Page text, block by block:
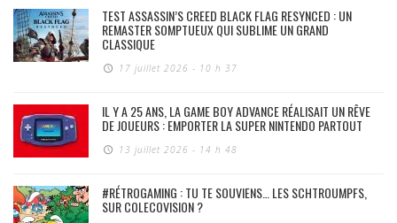
TEST ASSASSIN’S CREED BLACK FLAG RESYNCED : UN
REMASTER SOMPTUEUX QUI SUBLIME UN GRAND
CLASSIQUE
17 juillet 2026 - 10 h 37
IL Y A 25 ANS, LA GAME BOY ADVANCE RÉALISAIT UN RÊVE
DE JOUEURS : EMPORTER LA SUPER NINTENDO PARTOUT
13 juillet 2026 - 14 h 48
#RÉTROGAMING : TU TE SOUVIENS… LES SCHTROUMPFS,
SUR COLECOVISION ?